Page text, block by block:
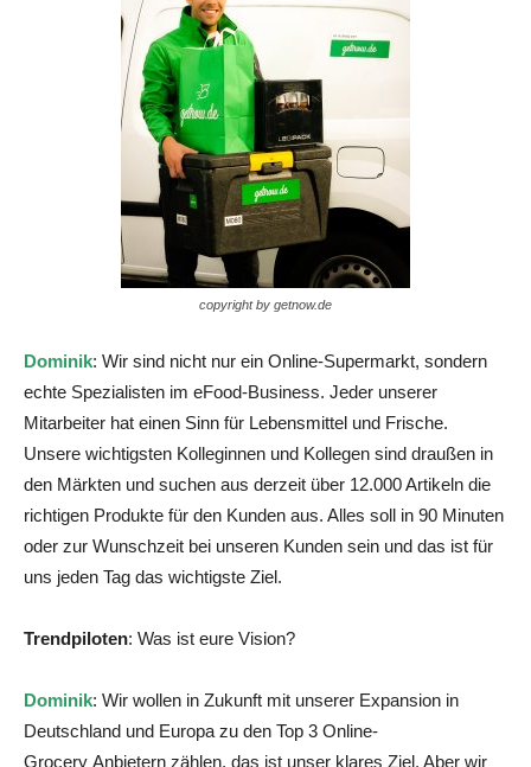
copyright by getnow.de
Dominik: Wir sind nicht nur ein Online-Supermarkt, sondern
echte Spezialisten im eFood-Business. Jeder unserer
Mitarbeiter hat einen Sinn für Lebensmittel und Frische.
Unsere wichtigsten Kolleginnen und Kollegen sind draußen in
den Märkten und suchen aus derzeit über 12.000 Artikeln die
richtigen Produkte für den Kunden aus. Alles soll in 90 Minuten
oder zur Wunschzeit bei unseren Kunden sein und das ist für
uns jeden Tag das wichtigste Ziel.
Trendpiloten: Was ist eure Vision?
Dominik: Wir wollen in Zukunft mit unserer Expansion in
Deutschland und Europa zu den Top 3 Online-
Grocery Anbietern zählen, das ist unser klares Ziel. Aber wir